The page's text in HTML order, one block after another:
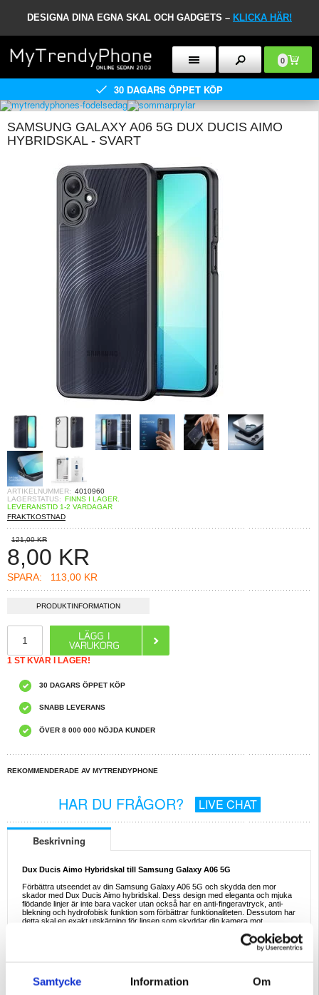
Samtycke Information Om
DESIGNA DINA EGNA SKAL OCH GADGETS – KLICKA HÄR!
0
30 DAGARS ÖPPET KÖP
SAMSUNG GALAXY A06 5G DUX DUCIS AIMO
HYBRIDSKAL - SVART
ARTIKELNUMMER: 4010960
LAGERSTATUS: FINNS I LAGER.
LEVERANSTID 1-2 VARDAGAR
FRAKTKOSTNAD
121,00 KR
8,00 KR
SPARA: 113,00 KR
PRODUKTINFORMATION
1 ST KVAR I LAGER!
30 DAGARS ÖPPET KÖP
SNABB LEVERANS
ÖVER 8 000 000 NÖJDA KUNDER
REKOMMENDERADE AV MYTRENDYPHONE
HAR DU FRÅGOR? LIVE CHAT
Beskrivning
Dux Ducis Aimo Hybridskal till Samsung Galaxy A06 5G
Förbättra utseendet av din Samsung Galaxy A06 5G och skydda den mor
skador med Dux Ducis Aimo hybridskal. Dess design med eleganta och mjuka
flödande linjer är inte bara vacker utan också har en anti-fingeravtryck, anti-
blekning och hydrofobisk funktion som förbättrar funktionaliteten. Dessutom har
detta skal en exakt utskärning för linsen som skyddar din kamera mot
med mjuka flödande linjer
- Upphöjda kanter runt skärmen och stängd kamera med exakt utskärning för